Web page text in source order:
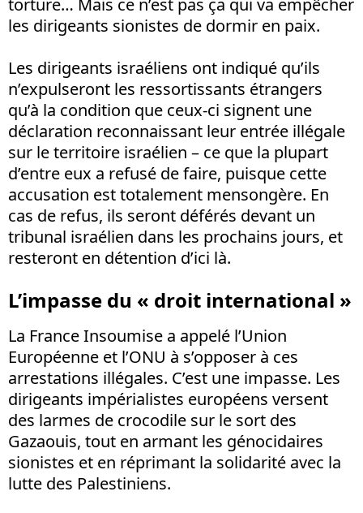
torture… Mais ce n’est pas ça qui va empêcher
les dirigeants sionistes de dormir en paix.
Les dirigeants israéliens ont indiqué qu’ils
n’expulseront les ressortissants étrangers
qu’à la condition que ceux-ci signent une
déclaration reconnaissant leur entrée illégale
sur le territoire israélien – ce que la plupart
d’entre eux a refusé de faire, puisque cette
accusation est totalement mensongère. En
cas de refus, ils seront déférés devant un
tribunal israélien dans les prochains jours, et
resteront en détention d’ici là.
L’impasse du « droit international »
La France Insoumise a appelé l’Union
Européenne et l’ONU à s’opposer à ces
arrestations illégales. C’est une impasse. Les
dirigeants impérialistes européens versent
des larmes de crocodile sur le sort des
Gazaouis, tout en armant les génocidaires
sionistes et en réprimant la solidarité avec la
lutte des Palestiniens.